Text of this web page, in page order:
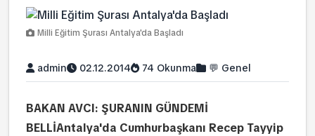
Milli Eğitim Şurası Antalya'da Başladı
admin 02.12.2014 74 Okunma 💬 Genel
BAKAN AVCI: ŞURANIN GÜNDEMİ
BELLİAntalya'da Cumhurbaşkanı Recep Tayyip